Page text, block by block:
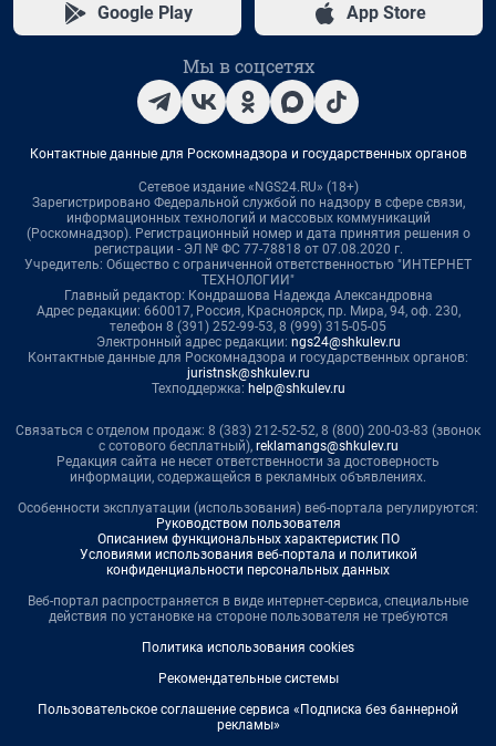
Google Play App Store
Мы в соцсетях
Контактные данные для Роскомнадзора и государственных органов
Сетевое издание «NGS24.RU» (18+)
Зарегистрировано Федеральной службой по надзору в сфере связи,
информационных технологий и массовых коммуникаций
(Роскомнадзор). Регистрационный номер и дата принятия решения о
регистрации - ЭЛ № ФС 77-78818 от 07.08.2020 г.
Учредитель: Общество с ограниченной ответственностью "ИНТЕРНЕТ
ТЕХНОЛОГИИ"
Главный редактор: Кондрашова Надежда Александровна
Адрес редакции: 660017, Россия, Красноярск, пр. Мира, 94, оф. 230,
телефон 8 (391) 252-99-53, 8 (999) 315-05-05
Электронный адрес редакции: ngs24@shkulev.ru
Контактные данные для Роскомнадзора и государственных органов:
juristnsk@shkulev.ru
Техподдержка: help@shkulev.ru
Связаться с отделом продаж: 8 (383) 212-52-52, 8 (800) 200-03-83 (звонок
с сотового бесплатный), reklamangs@shkulev.ru
Редакция сайта не несет ответственности за достоверность
информации, содержащейся в рекламных объявлениях.
Особенности эксплуатации (использования) веб-портала регулируются:
Руководством пользователя
Описанием функциональных характеристик ПО
Условиями использования веб-портала и политикой
конфиденциальности персональных данных
Веб-портал распространяется в виде интернет-сервиса, специальные
действия по установке на стороне пользователя не требуются
Политика использования cookies
Рекомендательные системы
Пользовательское соглашение сервиса «Подписка без баннерной
рекламы»